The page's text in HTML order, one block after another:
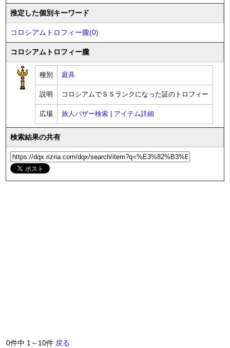
推定した個別キーワード
コロシアムトロフィー朧(0)
コロシアムトロフィー朧
種別 庭具
説明 コロシアムでＳＳランクになった証のトロフィー
広場 旅人バザー検索 アイテム詳細
検索結果の共有
0件中 1～10件 戻る